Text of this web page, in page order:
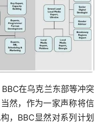
在乌克兰东部等冲突
然，作为一家声称将信
，BBC显然对系列计划